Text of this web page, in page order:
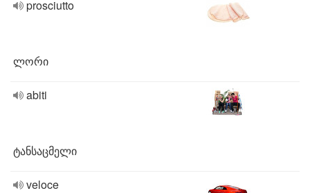
prosciutto
ლორი
abiti
ტანსაცმელი
veloce